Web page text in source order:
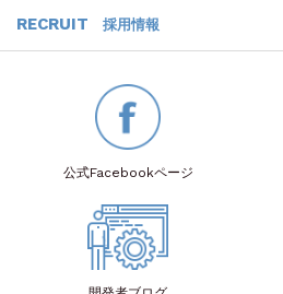
RECRUIT 採用情報
公式Facebookページ